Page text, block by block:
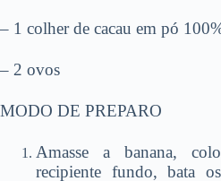
– 1 colher de cacau em pó
– 2 ovos
MODO DE PREPARO
Amasse a banana,
recipiente fundo, bata